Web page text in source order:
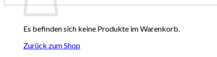
Es befinden sich keine Produkte im Warenkorb.
Zurück zum Shop